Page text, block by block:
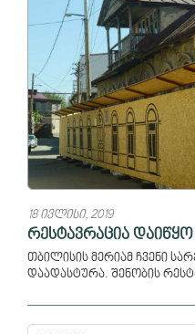
18 ივლისი, 2019
რესტავრაცია დაიწყო
თბილისის მერიამ ჩვენი
დაადასტურა. შენობის